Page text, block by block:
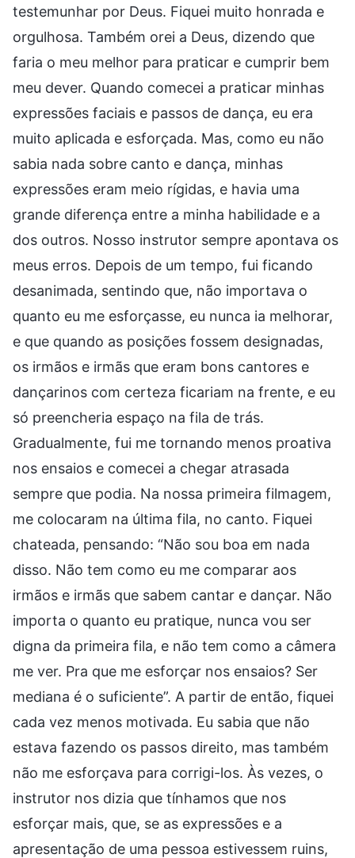
testemunhar por Deus. Fiquei muito honrada e
orgulhosa. Também orei a Deus, dizendo que
faria o meu melhor para praticar e cumprir bem
meu dever. Quando comecei a praticar minhas
expressões faciais e passos de dança, eu era
muito aplicada e esforçada. Mas, como eu não
sabia nada sobre canto e dança, minhas
expressões eram meio rígidas, e havia uma
grande diferença entre a minha habilidade e a
dos outros. Nosso instrutor sempre apontava os
meus erros. Depois de um tempo, fui ficando
desanimada, sentindo que, não importava o
quanto eu me esforçasse, eu nunca ia melhorar,
e que quando as posições fossem designadas,
os irmãos e irmãs que eram bons cantores e
dançarinos com certeza ficariam na frente, e eu
só preencheria espaço na fila de trás.
Gradualmente, fui me tornando menos proativa
nos ensaios e comecei a chegar atrasada
sempre que podia. Na nossa primeira filmagem,
me colocaram na última fila, no canto. Fiquei
chateada, pensando: “Não sou boa em nada
disso. Não tem como eu me comparar aos
irmãos e irmãs que sabem cantar e dançar. Não
importa o quanto eu pratique, nunca vou ser
digna da primeira fila, e não tem como a câmera
me ver. Pra que me esforçar nos ensaios? Ser
mediana é o suficiente”. A partir de então, fiquei
cada vez menos motivada. Eu sabia que não
estava fazendo os passos direito, mas também
não me esforçava para corrigi-los. Às vezes, o
instrutor nos dizia que tínhamos que nos
esforçar mais, que, se as expressões e a
apresentação de uma pessoa estivessem ruins,